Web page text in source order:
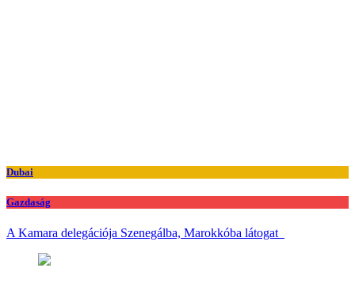
Dubai
Gazdaság
A Kamara delegációja Szenegálba, Marokkóba látogat